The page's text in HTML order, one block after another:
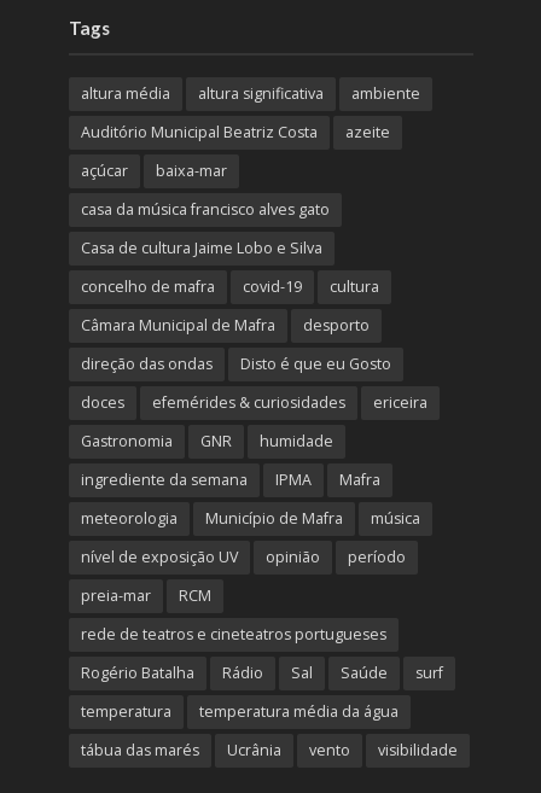
Tags
altura média altura significativa
ambiente
Auditório Municipal Beatriz Costa
azeite
açúcar
baixa-mar
casa da música francisco alves gato
Casa de cultura Jaime Lobo e Silva
concelho de mafra
covid-19
cultura
Câmara Municipal de Mafra
desporto
direção das ondas
Disto é que eu Gosto
doces
efemérides & curiosidades
ericeira
Gastronomia
GNR
humidade
ingrediente da semana
IPMA
Mafra
meteorologia
Município de Mafra
música
nível de exposição UV
opinião
período
preia-mar
RCM
rede de teatros e cineteatros portugueses
Rogério Batalha
Rádio Sal Saúde
surf
temperatura
temperatura média da água
tábua das marés
Ucrânia vento visibilidade